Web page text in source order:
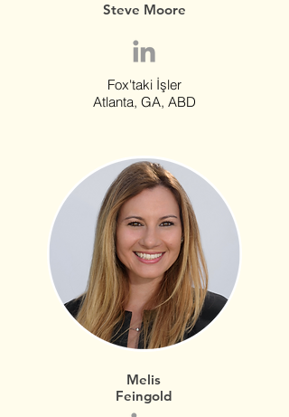
Steve Moore
Fox'taki İşler
Atlanta, GA, ABD
Melis
Feingold